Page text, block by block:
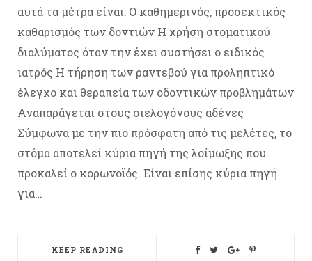
αυτά τα μέτρα είναι: Ο καθημερινός, προσεκτικός
καθαρισμός των δοντιών Η χρήση στοματικού
διαλύματος όταν την έχει συστήσει ο ειδικός
ιατρός Η τήρηση των ραντεβού για προληπτικό
έλεγχο και θεραπεία των οδοντικών προβλημάτων
Αναπαράγεται στους σιελογόνους αδένες
Σύμφωνα με την πιο πρόσφατη από τις μελέτες, το
στόμα αποτελεί κύρια πηγή της λοίμωξης που
προκαλεί ο κορωνοϊός. Είναι επίσης κύρια πηγή
για…
KEEP READING